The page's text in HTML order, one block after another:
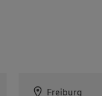
Freiburg